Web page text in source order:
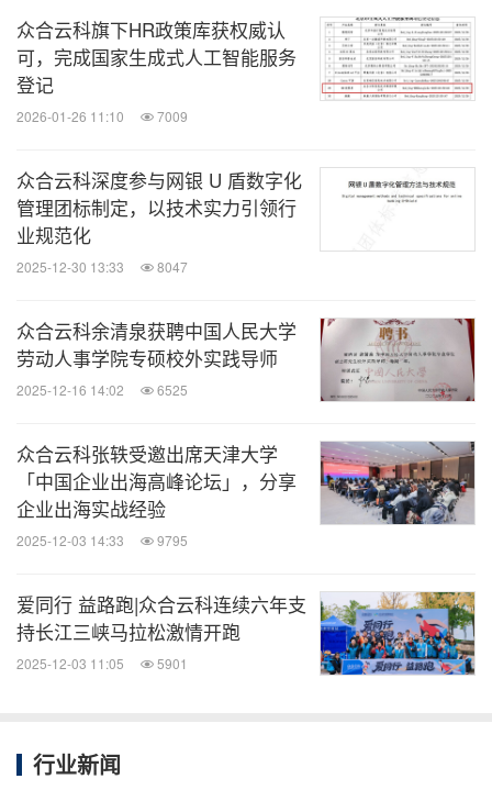
众合云科旗下HR政策库获权威认
可，完成国家生成式人工智能服务
登记
2026-01-26 11:10 7009
众合云科深度参与网银 U 盾数字化
管理团标制定，以技术实力引领行
业规范化
2025-12-30 13:33 8047
众合云科余清泉获聘中国人民大学
劳动人事学院专硕校外实践导师
2025-12-16 14:02 6525
众合云科张轶受邀出席天津大学
「中国企业出海高峰论坛」，分享
企业出海实战经验
2025-12-03 14:33 9795
爱同行 益路跑|众合云科连续六年支
持长江三峡马拉松激情开跑
2025-12-03 11:05 5901
行业新闻